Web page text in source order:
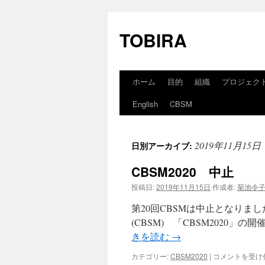
テ
ン
へ
TOBIRA
ホーム 目的 組織 プロジェク
English
CBSM
日別アーカイブ: 2019年11月15日
CBSM2020 中止
投稿日:2019年11月15日 作成者:菊池令子
第20回CBSMは中止となりまし
(CBSM) 「CBSM2020」の開
きを読む →
カテゴリー:CBSM2020 | CBSM2020
コメントを受